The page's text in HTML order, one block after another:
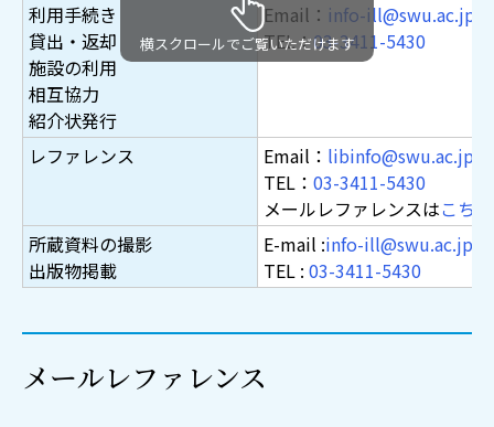
利用手続き
貸出・返却
施設の利用
相互協力
紹介状発行
Email： info-ill@swu.ac.jp
TEL：03-3411-5430
レファレンス Email： libinfo@swu.ac.jp
TEL： 03-3411-5430
メールレファレンスはこちら
所蔵資料の撮影
出版物掲載
E-mail :info-ill@swu.ac.jp
TEL : 03-3411-5430
メールレファレンス
Menu
利用案内
利用案内
開館カレンダー
図書館利用マナー
図書館Q&A
本学学生・大学院生・教職員・研究員の方
利用案内
TUJ・世田谷6大学のご利用
学外の方
卒業生・退職教職員の方